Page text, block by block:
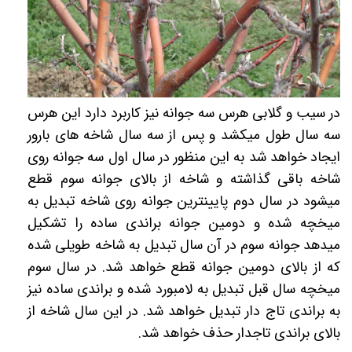
در سیب و گلابی هرس سه جوانه نیز کاربرد دارد این هرس
سه سال طول میکشد و پس از سه سال شاخه های بارور
ایجاد خواهد شد به این منظور در سال اول سه جوانه روی
شاخه باقی گذاشته و شاخه از بالای جوانه سوم قطع
میشود در سال دوم پایینترین جوانه روی شاخه تبدیل به
میخچه شده و دومین جوانه براندی ساده را تشکیل
میدهد جوانه سوم در آن سال تبدیل به شاخه طویلی شده
که از بالای دومین جوانه قطع خواهد شد. در سال سوم
میخچه سال قبل تبدیل به لامبورد شده و براندی ساده نیز
به براندی تاج دار تبدیل خواهد شد. در این سال شاخه از
بالای براندی تاجدار حذف خواهد شد.